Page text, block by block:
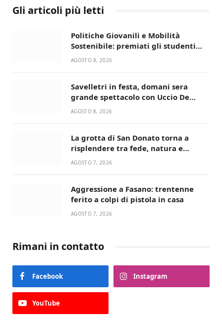
Gli articoli più letti
Politiche Giovanili e Mobilità
Sostenibile: premiati gli studenti
universitari del bando “La strada
AGOSTO 8, 2026
Savelletri in festa, domani sera
grande spettacolo con Uccio De
Santis
AGOSTO 8, 2026
La grotta di San Donato torna a
risplendere tra fede, natura e
devozione
AGOSTO 7, 2026
Aggressione a Fasano: trentenne
ferito a colpi di pistola in casa
AGOSTO 7, 2026
Rimani in contatto
Facebook Instagram
YouTube